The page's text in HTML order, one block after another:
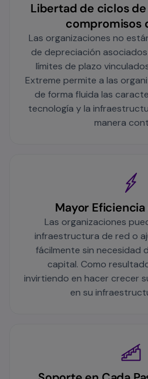
Libertad de ciclos
compromisos
Las organizaciones no
de depreciación
límites de plazo
Extreme permite a las
de forma fluida las
tecnología y la
manera
Mayor
Las organizaciones
infraestructura de red o
fácilmente sin necesidad
capital. Como
invirtiendo en hacer crecer
en su